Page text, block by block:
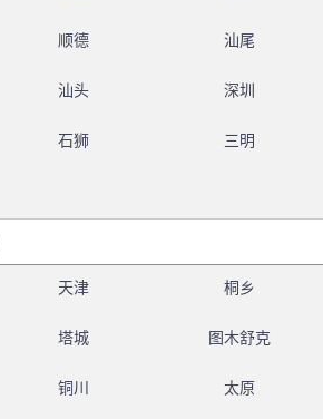
顺德 汕尾
汕头 深圳
石狮 三明
天津 桐乡
塔城 图木舒克
铜川 太原